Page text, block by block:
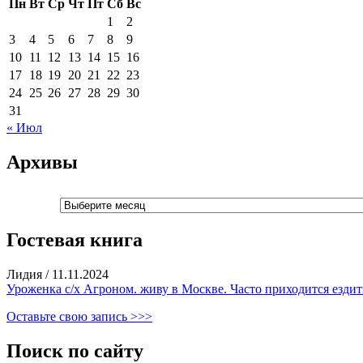
Пн Вт Ср Чт Пт Сб Вс
1
2
3
4 5 6 7 8
9
10 11 12 13 14 15 16
17 18 19 20 21 22 23
24 25 26 27 28 29 30
31
« Июл
Архивы
Гостевая книга
Лидия / 11.11.2024
Уроженка с/х Агроном. живу в Москве. Часто приходится
Оставьте свою запись >>>
Поиск по сайту